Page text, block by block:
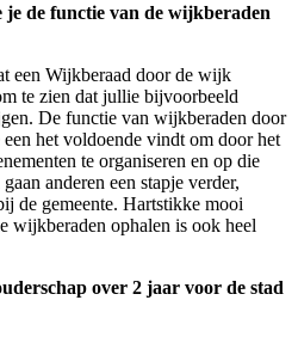
je de functie van de wijkberaden
een Wijkberaad door de wijk
te zien dat jullie bijvoorbeeld
De functie van wijkberaden door
het voldoende vindt om door het
te organiseren en op die
anderen een stapje verder,
de gemeente. Hartstikke mooi
wijkberaden ophalen is ook heel
over 2 jaar voor de stad